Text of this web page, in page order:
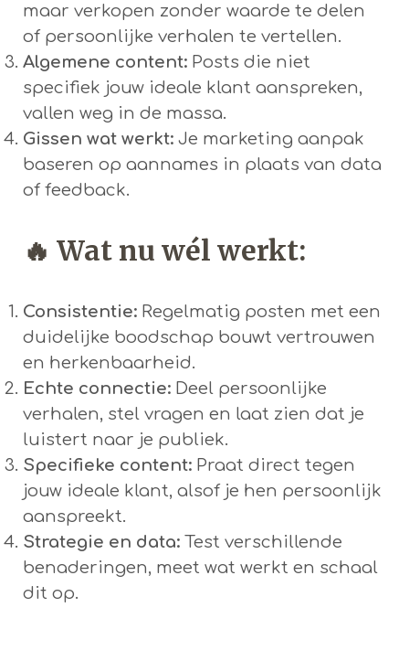
maar verkopen zonder waarde te delen
of persoonlijke verhalen te vertellen.
Algemene content: Posts die niet
specifiek jouw ideale klant aanspreken,
vallen weg in de massa.
Gissen wat werkt: Je marketing aanpak
baseren op aannames in plaats van data
of feedback.
🔥 Wat nu wél werkt:
Consistentie: Regelmatig posten met een
duidelijke boodschap bouwt vertrouwen
en herkenbaarheid.
Echte connectie: Deel persoonlijke
verhalen, stel vragen en laat zien dat je
luistert naar je publiek.
Specifieke content: Praat direct tegen
jouw ideale klant, alsof je hen persoonlijk
aanspreekt.
Strategie en data: Test verschillende
benaderingen, meet wat werkt en schaal
dit op.